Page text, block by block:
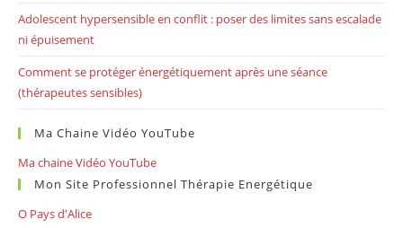
Adolescent hypersensible en conflit : poser des limites sans escalade
ni épuisement
Comment se protéger énergétiquement après une séance
(thérapeutes sensibles)
Ma Chaine Vidéo YouTube
Ma chaine Vidéo YouTube
Mon Site Professionnel Thérapie Energétique
O Pays d'Alice